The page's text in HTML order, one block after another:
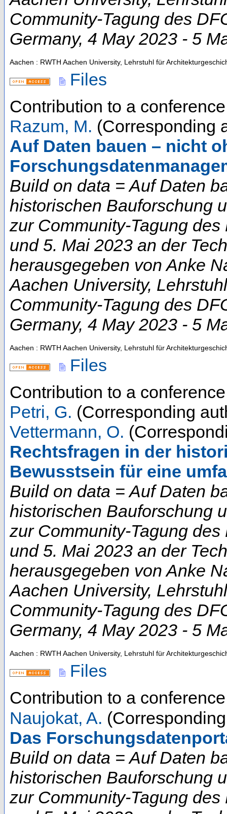
Community-Tagung des
Germany, 4 May 2023 - 5
Aachen : RWTH Aachen University, Lehrstuhl für
Files
Contribution to a
Razum, M. (Corresponding
Auf Daten bauen – nicht
Build on data = Auf Daten
historischen Bauforschung
zur Community-Tagung
und 5. Mai 2023 an der
herausgegeben von Anke
Aachen University,
Community-Tagung des
Germany, 4 May 2023 - 5
Aachen : RWTH Aachen University, Lehrstuhl für
Files
Contribution to a
Petri, G. (Corresponding
Vettermann, O.
Rechtsfragen in der
Bewusstsein für eine
Build on data = Auf Daten
historischen Bauforschung
zur Community-Tagung
und 5. Mai 2023 an der
herausgegeben von Anke
Aachen University,
Community-Tagung des
Germany, 4 May 2023 - 5
Aachen : RWTH Aachen University, Lehrstuhl für
Files
Contribution to a
Naujokat, A.
Das
Build on data = Auf Daten
historischen Bauforschung
zur Community-Tagung